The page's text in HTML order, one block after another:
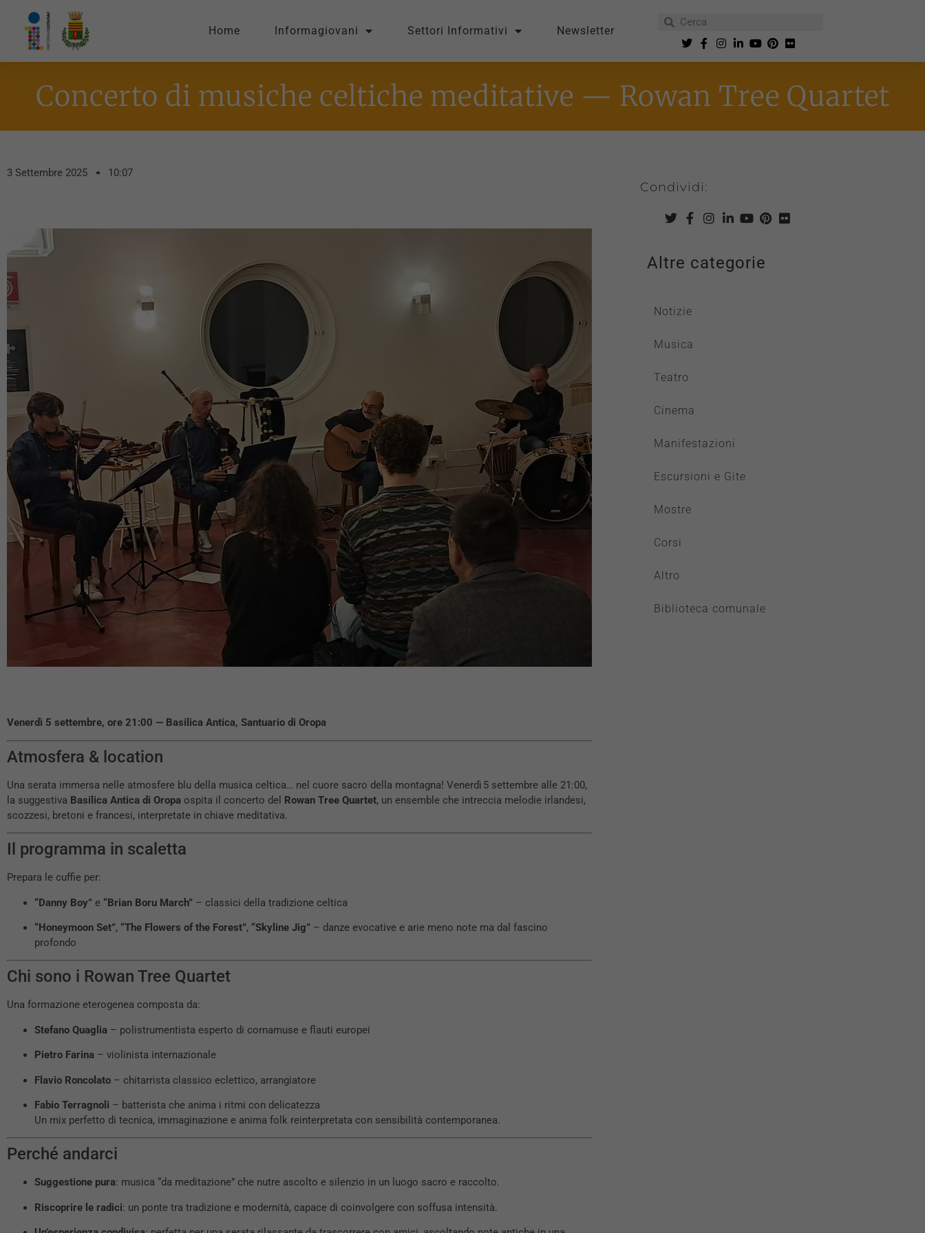
Home Informagiovani Settori Informativi Newsletter
Concerto di musiche celtiche meditative — Rowan Tree Quartet
3 Settembre 2025 10:07
Venerdì 5 settembre, ore 21:00 — Basilica Antica, Santuario di Oropa
Atmosfera & location
Una serata immersa nelle atmosfere blu della musica celtica… nel cuore sacro della montagna! Venerdì 5 settembre alle 21:00,
la suggestiva Basilica Antica di Oropa ospita il concerto del Rowan Tree Quartet, un ensemble che intreccia melodie irlandesi,
scozzesi, bretoni e francesi, interpretate in chiave meditativa.
Il programma in scaletta
Prepara le cuffie per:
“Danny Boy” e “Brian Boru March” – classici della tradizione celtica
“Honeymoon Set”, “The Flowers of the Forest”, “Skyline Jig” – danze evocative e arie meno note ma dal fascino
profondo
Chi sono i Rowan Tree Quartet
Una formazione eterogenea composta da:
Stefano Quaglia – polistrumentista esperto di cornamuse e flauti europei
Pietro Farina – violinista internazionale
Flavio Roncolato – chitarrista classico eclettico, arrangiatore
Fabio Terragnoli – batterista che anima i ritmi con delicatezza
Un mix perfetto di tecnica, immaginazione e anima folk reinterpretata con sensibilità contemporanea.
Perché andarci
Suggestione pura: musica “da meditazione” che nutre ascolto e silenzio in un luogo sacro e raccolto.
Riscoprire le radici: un ponte tra tradizione e modernità, capace di coinvolgere con soffusa intensità.
Condividi:
Altre categorie
Notizie
Musica
Teatro
Cinema
Manifestazioni
Escursioni e Gite
Mostre
Corsi
Altro
Biblioteca comunale